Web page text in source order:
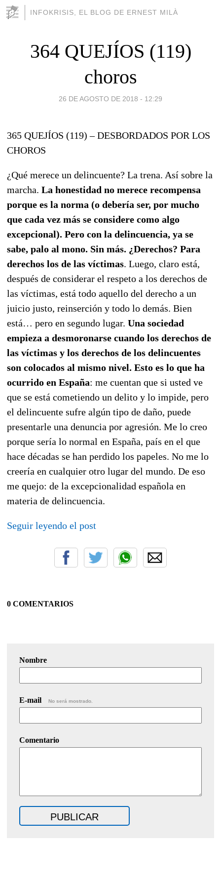
INFOKRISIS, EL BLOG DE ERNEST MILÀ
364 QUEJÍOS (119)
choros
26 DE AGOSTO DE 2018 - 12:29
365 QUEJÍOS (119) – DESBORDADOS POR LOS
CHOROS
¿Qué merece un delincuente? La trena. Así sobre la
marcha. La honestidad no merece recompensa
porque es la norma (o debería ser, por mucho
que cada vez más se considere como algo
excepcional). Pero con la delincuencia, ya se
sabe, palo al mono. Sin más. ¿Derechos? Para
derechos los de las víctimas. Luego, claro está,
después de considerar el respeto a los derechos de
las víctimas, está todo aquello del derecho a un
juicio justo, reinserción y todo lo demás. Bien
está… pero en segundo lugar. Una sociedad
empieza a desmoronarse cuando los derechos de
las víctimas y los derechos de los delincuentes
son colocados al mismo nivel. Esto es lo que ha
ocurrido en España: me cuentan que si usted ve
que se está cometiendo un delito y lo impide, pero
el delincuente sufre algún tipo de daño, puede
presentarle una denuncia por agresión. Me lo creo
porque sería lo normal en España, país en el que
hace décadas se han perdido los papeles. No me lo
creería en cualquier otro lugar del mundo. De eso
me quejo: de la excepcionalidad española en
materia de delincuencia.
Seguir leyendo el post
0 COMENTARIOS
Nombre
E-mail No será mostrado.
Comentario